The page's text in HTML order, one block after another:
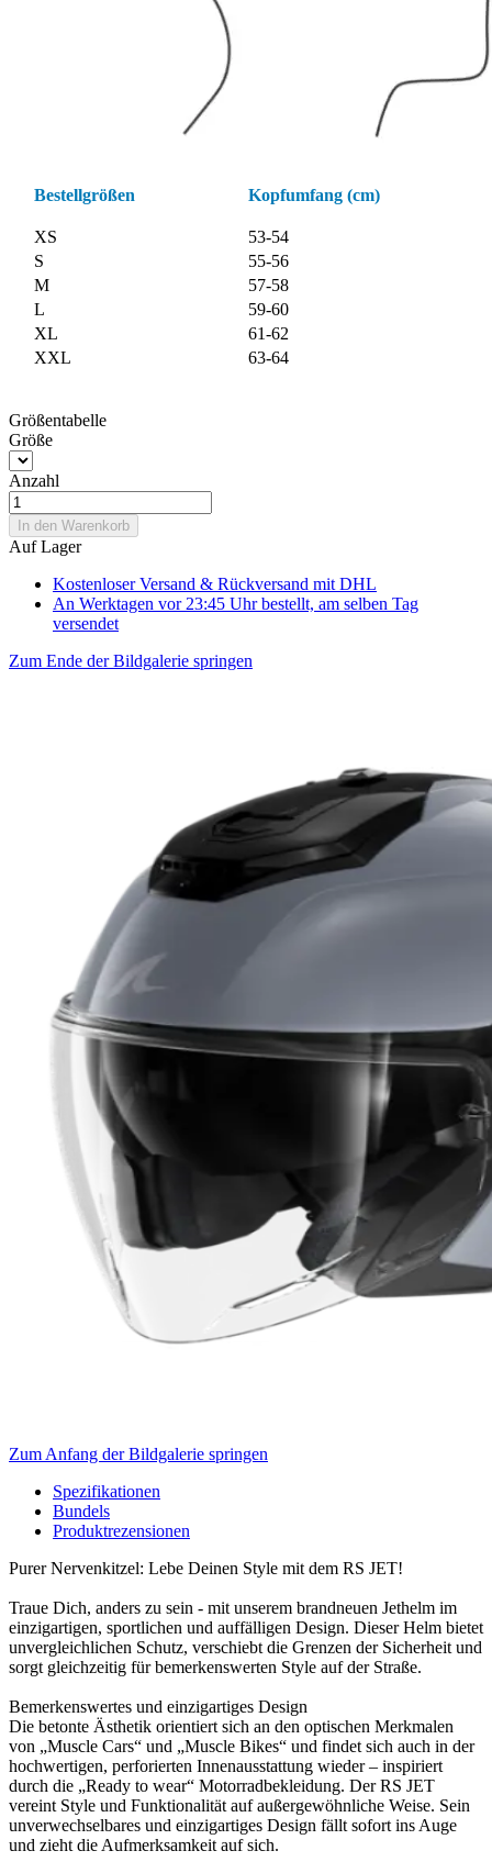
Bestellgrößen Kopfumfang (cm)
XS
53-54
S
55-56
M
57-58
L
59-60
XL
61-62
XXL
63-64
Größentabelle
Größe
Anzahl
In den Warenkorb
Auf Lager
Kostenloser Versand & Rückversand mit DHL
An Werktagen vor 23:45 Uhr bestellt, am selben Tag
versendet
Zum Ende der Bildgalerie springen
Zum Anfang der Bildgalerie springen
Spezifikationen
Bundels
Produktrezensionen
Purer Nervenkitzel: Lebe Deinen Style mit dem RS JET!
Traue Dich, anders zu sein - mit unserem brandneuen Jethelm im
einzigartigen, sportlichen und auffälligen Design. Dieser Helm bietet
unvergleichlichen Schutz, verschiebt die Grenzen der Sicherheit und
sorgt gleichzeitig für bemerkenswerten Style auf der Straße.
Bemerkenswertes und einzigartiges Design
Die betonte Ästhetik orientiert sich an den optischen Merkmalen
von „Muscle Cars“ und „Muscle Bikes“ und findet sich auch in der
hochwertigen, perforierten Innenausstattung wieder – inspiriert
durch die „Ready to wear“ Motorradbekleidung. Der RS JET
vereint Style und Funktionalität auf außergewöhnliche Weise. Sein
unverwechselbares und einzigartiges Design fällt sofort ins Auge
und zieht die Aufmerksamkeit auf sich.